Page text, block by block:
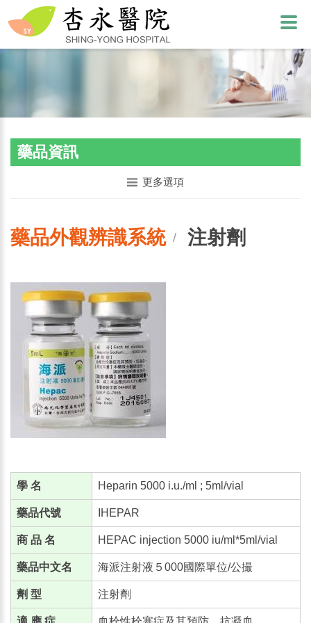
藥品資訊
更多選項
藥品外觀辨識系統/ 注射劑
學 名 Heparin 5000 i.u./ml ; 5ml/vial
藥品代號 IHEPAR
商 品 名 HEPAC injection 5000 iu/ml*5ml/vial
藥品中文名 海派注射液５000國際單位/公撮
劑 型 注射劑